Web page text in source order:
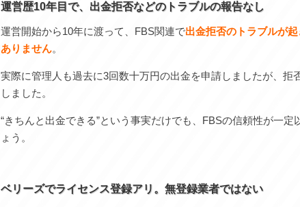
運営歴10年目で、出金拒否などのトラブルの報告なし
運営開始から10年に渡って、FBS関連で出金拒否のトラブルが
ありません。
実際に管理人も過去に3回数十万円の出金を申請しましたが、拒
しました。
“きちんと出金できる”という事実だけでも、FBSの信頼性が一定
ょう。
ベリーズでライセンス登録アリ。無登録業者ではない